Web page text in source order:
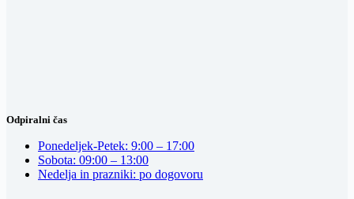
Odpiralni čas
Ponedeljek-Petek: 9:00 – 17:00
Sobota: 09:00 – 13:00
Nedelja in prazniki: po dogovoru